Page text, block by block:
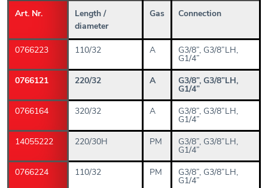
Art. Nr.
Length /
diameter
Gas Connection
0766223 110/32 A G3/8”, G3/8”LH,
G1/4”
0766121
220/32 A G3/8”, G3/8”LH,
G1/4”
0766164
320/32 A G3/8”, G3/8”LH,
G1/4”
14055222
220/30H PM G3/8”, G3/8”LH,
G1/4”
0766224
110/32 PM G3/8”, G3/8”LH,
G1/4”